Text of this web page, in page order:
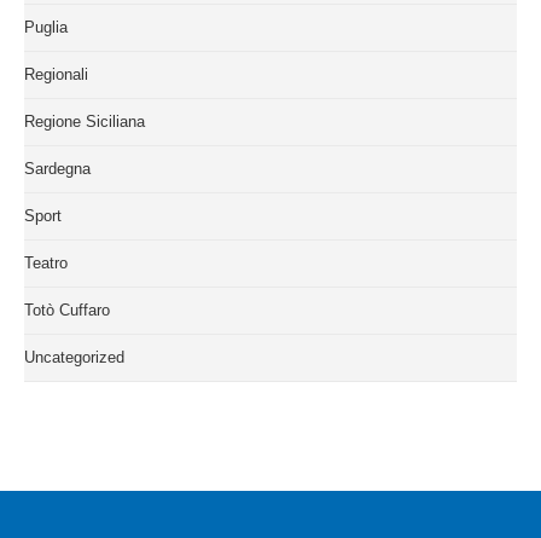
Puglia
Regionali
Regione Siciliana
Sardegna
Sport
Teatro
Totò Cuffaro
Uncategorized